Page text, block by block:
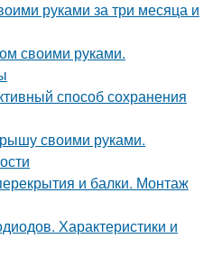
руками за три месяца и
своими руками.
способ сохранения
своими руками.
и балки. Монтаж
Характеристики и